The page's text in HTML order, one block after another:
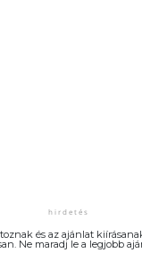
és az ajánlat
Ne maradj le a legjobb